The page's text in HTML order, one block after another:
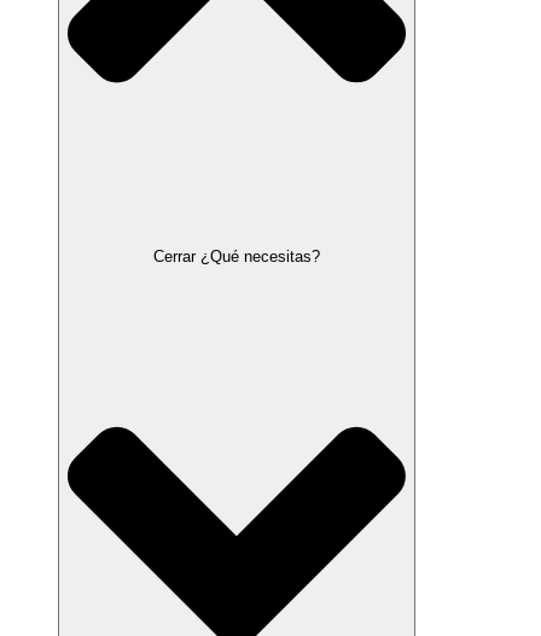
Cerrar ¿Qué necesitas?